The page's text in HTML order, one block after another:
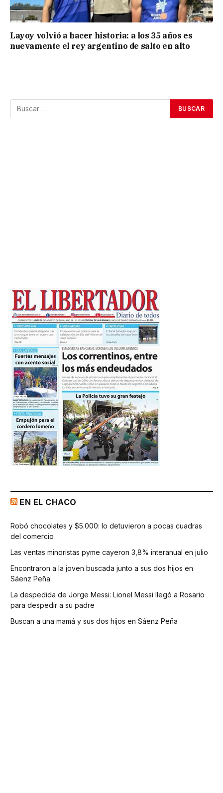
Layoy volvió a hacer historia: a los 35 años es
nuevamente el rey argentino de salto en alto
EN EL CHACO
Robó chocolates y $5.000: lo detuvieron a pocas cuadras
del comercio
Las ventas minoristas pyme cayeron 3,8% interanual en julio
Encontraron a la joven buscada junto a sus dos hijos en
Sáenz Peña
La despedida de Jorge Messi: Lionel Messi llegó a Rosario
para despedir a su padre
Buscan a una mamá y sus dos hijos en Sáenz Peña